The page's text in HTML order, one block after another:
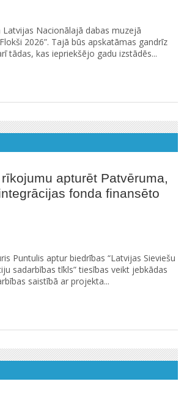
Nacionālajā dabas muzejā
2026”. Tajā būs apskatāmas gandrīz
tādas, kas iepriekšējo gadu izstādēs...
apturēt Patvēruma,
fonda finansēto
Puntulis aptur biedrības “Latvijas Sieviešu
sadarbības tīkls” tiesības veikt jebkādas
saistībā ar projekta...